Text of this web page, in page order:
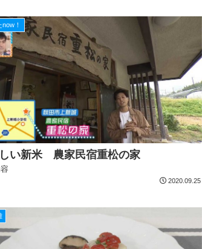
！
い新米 農家民宿重松の家
2020.09.25